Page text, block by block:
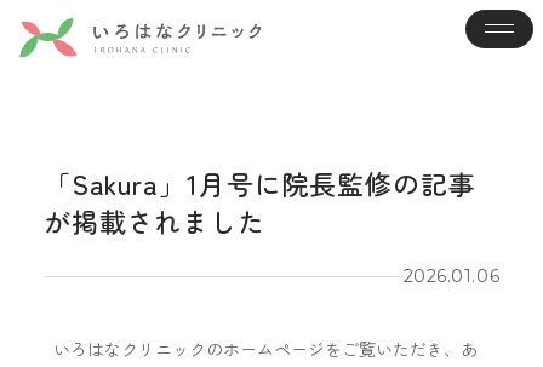
「Sakura」1月号に院長監修の記事
が掲載されました
2026.01.06
いろはなクリニックのホームページをご覧いただき、あ